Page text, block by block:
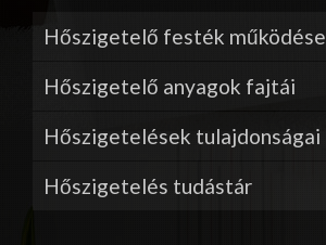
Hőszigetelő festék működése
Hőszigetelő anyagok fajtái
Hőszigetelések tulajdonságai
Hőszigetelés tudástár